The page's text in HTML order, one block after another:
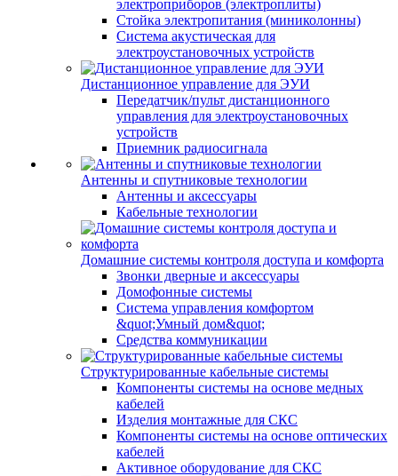
электроприборов (электроплиты)
Стойка электропитания (миниколонны)
Система акустическая для
электроустановочных устройств
Дистанционное управление для ЭУИ
Передатчик/пульт дистанционного
управления для электроустановочных
устройств
Приемник радиосигнала
Антенны и спутниковые технологии
Антенны и аксессуары
Кабельные технологии
Домашние системы контроля доступа и комфорта
Звонки дверные и аксессуары
Домофонные системы
Система управления комфортом
&quot;Умный дом&quot;
Средства коммуникации
Структурированные кабельные системы
Компоненты системы на основе медных
кабелей
Изделия монтажные для СКС
Компоненты системы на основе оптических
кабелей
Активное оборудование для СКС